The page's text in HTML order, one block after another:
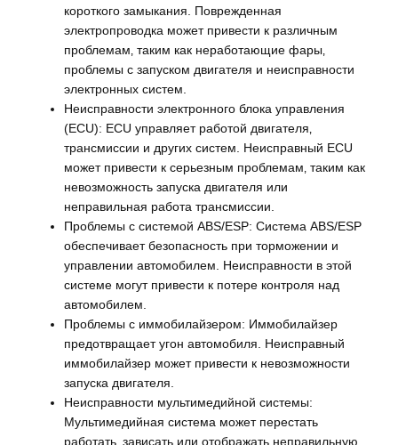
короткого замыкания. Поврежденная
электропроводка может привести к различным
проблемам‚ таким как неработающие фары‚
проблемы с запуском двигателя и неисправности
электронных систем.
Неисправности электронного блока управления
(ECU): ECU управляет работой двигателя‚
трансмиссии и других систем. Неисправный ECU
может привести к серьезным проблемам‚ таким как
невозможность запуска двигателя или
неправильная работа трансмиссии.
Проблемы с системой ABS/ESP: Система ABS/ESP
обеспечивает безопасность при торможении и
управлении автомобилем. Неисправности в этой
системе могут привести к потере контроля над
автомобилем.
Проблемы с иммобилайзером: Иммобилайзер
предотвращает угон автомобиля. Неисправный
иммобилайзер может привести к невозможности
запуска двигателя.
Неисправности мультимедийной системы:
Мультимедийная система может перестать
работать‚ зависать или отображать неправильную